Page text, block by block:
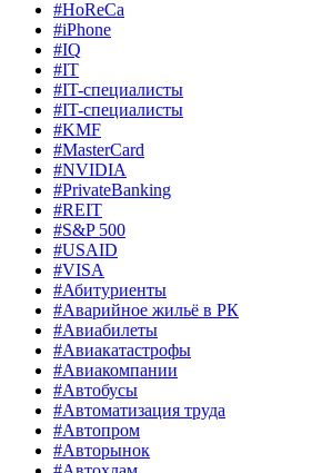
#HoReCa
#iPhone
#IQ
#IT
#IT-специалисты
#IT-специалисты
#KMF
#MasterCard
#NVIDIA
#PrivateBanking
#REIT
#S&P 500
#USAID
#VISA
#Абитуриенты
#Аварийное жильё в РК
#Авиабилеты
#Авиакатастрофы
#Авиакомпании
#Автобусы
#Автоматизация труда
#Автопром
#Авторынок